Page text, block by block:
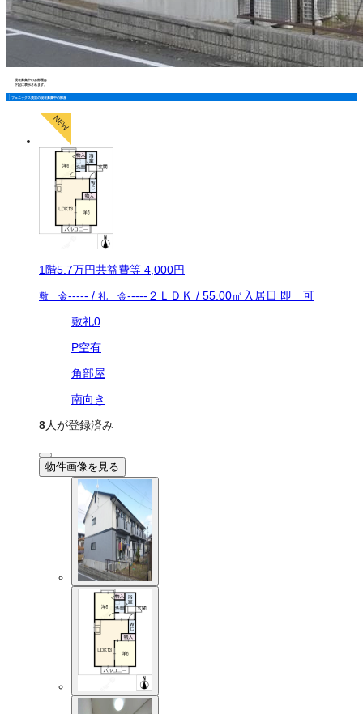
現在募集中のお部屋は
下記に表示されます。
フェニックス美里の現在募集中の部屋
1階5.7万円共益費等 4,000円
敷 金----- / 礼 金----- ２ＬＤＫ / 55.00㎡ 入居日 即 可
敷礼0
P空有
角部屋
南向き
8人が登録済み
物件画像を見る